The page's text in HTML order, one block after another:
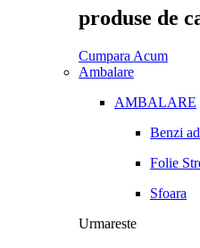
produse de
Cumpara Acum
Ambalare
AMBALARE
Benzi
Folie
Sfoara
Urmareste